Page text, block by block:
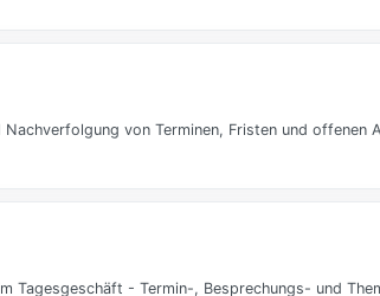
von Terminen, Fristen und offenen
Tagesgeschäft - Termin-, Besprechungs- und